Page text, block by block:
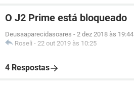
O J2 Prime está bloqueado
Deusaaparecidasoares - 2 dez 2018 às 19:44
Roseli - 22 out 2019 às 10:25
4 Respostas